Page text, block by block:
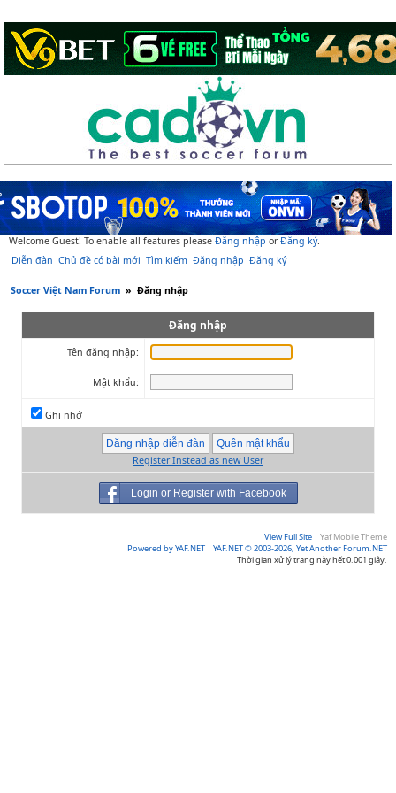
Welcome Guest! To enable all features please Đăng nhập orĐăng ký.
Diễn đàn Chủ đề có bài mới Tìm kiếm Đăng nhập Đăng ký
Soccer Việt Nam Forum » Đăng nhập
Đăng nhập
Tên đăng nhập:
Mật khẩu:
Ghi nhớ
Register Instead as new User
Login or Register with Facebook
View Full Site | Yaf Mobile Theme
Powered by YAF.NET | YAF.NET © 2003-2026, Yet Another Forum.NET
Thời gian xử lý trang này hết 0.001 giây.